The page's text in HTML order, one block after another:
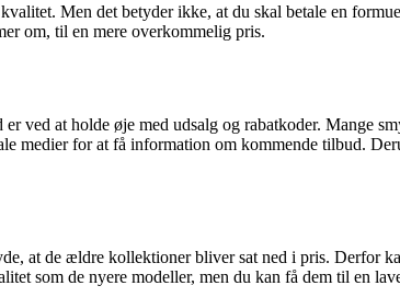
Men det betyder ikke, at du skal betale en
om, til en mere overkommelig pris.
ved at holde øje med udsalg og rabatkoder. Mange
medier for at få information om kommende tilbud.
at de ældre kollektioner bliver sat ned i pris. Derfor
som de nyere modeller, men du kan få dem til en